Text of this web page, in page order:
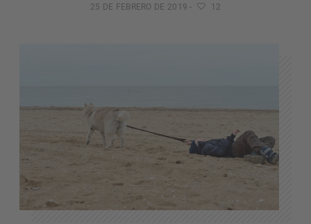
25 DE FEBRERO DE 2019 - 12